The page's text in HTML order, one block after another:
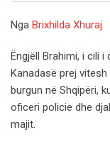
Nga Brixhilda Xhuraj
Ëngjëll Brahimi, i cili
Kanadasë prej
burgun në Shqipëri,
oficeri policie dhe
majit.